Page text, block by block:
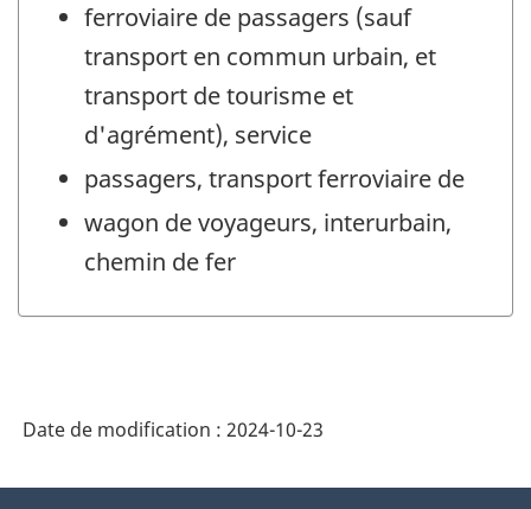
ferroviaire de passagers (sauf
transport en commun urbain, et
transport de tourisme et
d'agrément), service
passagers, transport ferroviaire de
wagon de voyageurs, interurbain,
chemin de fer
Date de modification : 2024-10-23